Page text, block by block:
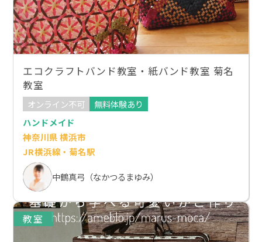
エコクラフトバンド教室・紙バンド教室 菊名
教室
オンライン不可
無料体験あり
ハンドメイド
神奈川県 横浜市
JR横浜線・菊名駅
中鶴真弓（なかつるまゆみ）
教室